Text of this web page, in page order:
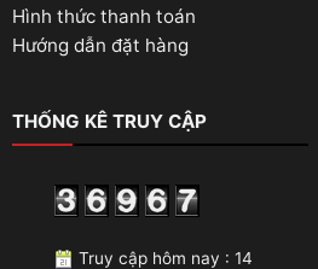
Hình thức thanh toán
Hướng dẫn đặt hàng
THỐNG KÊ TRUY CẬP
Truy cập hôm nay : 14